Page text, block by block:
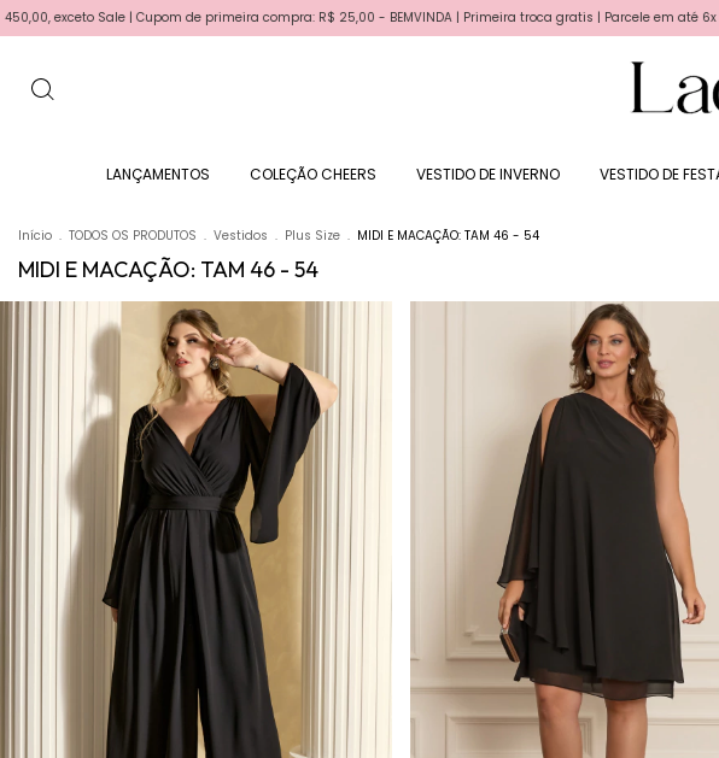
compra: R$ 25,00 - BEMVINDA | Primeira troca gratis | Parcele em até 6x sem juros no cartão! Frete
LANÇAMENTOS COLEÇÃO CHEERS VESTIDO DE INVERNO VESTIDO DE
Início . TODOS OS PRODUTOS . Vestidos . Plus Size . MIDI E MACAÇÃO: TAM 46 - 54
MIDI E MACAÇÃO: TAM 46 - 54